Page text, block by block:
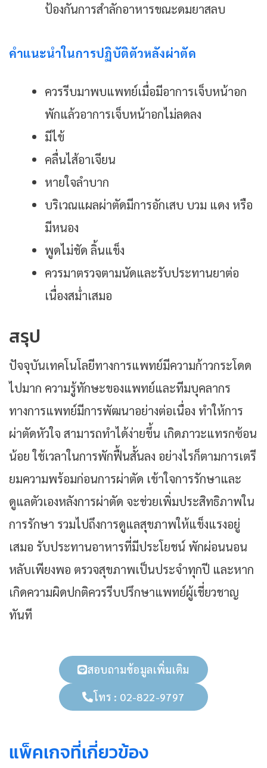
ป้องกันการสำลักอาหารขณะดมยาสลบ
คำแนะนำในการปฏิบัติตัวหลังผ่าตัด
ควรรีบมาพบแพทย์เมื่อมีอาการเจ็บหน้าอก
พักแล้วอาการเจ็บหน้าอกไม่ลดลง
มีไข้
คลื่นไส้อาเจียน
หายใจลำบาก
บริเวณแผลผ่าตัดมีการอักเสบ บวม แดง หรือ
มีหนอง
พูดไม่ชัด ลิ้นแข็ง
ควรมาตรวจตามนัดและรับประทานยาต่อ
เนื่องสม่ำเสมอ
สรุป
ปัจจุบันเทคโนโลยีทางการแพทย์มีความก้าวกระโดด
ไปมาก ความรู้ทักษะของแพทย์และทีมบุคลากร
ทางการแพทย์มีการพัฒนาอย่างต่อเนื่อง ทำให้การ
ผ่าตัดหัวใจ สามารถทำได้ง่ายขึ้น เกิดภาวะแทรกซ้อน
น้อย ใช้เวลาในการพักฟื้นสั้นลง อย่างไรก็ตามการเตรี
ยมความพร้อมก่อนการผ่าตัด เข้าใจการรักษาและ
ดูแลตัวเองหลังการผ่าตัด จะช่วยเพิ่มประสิทธิภาพใน
การรักษา รวมไปถึงการดูแลสุขภาพให้แข็งแรงอยู่
เสมอ รับประทานอาหารที่มีประโยชน์ พักผ่อนนอน
หลับเพียงพอ ตรวจสุขภาพเป็นประจำทุกปี และหาก
เกิดความผิดปกติควรรีบปรึกษาแพทย์ผู้เชี่ยวชาญ
ทันที
สอบถามข้อมูลเพิ่มเติม
โทร : 02-822-9797
แพ็คเกจที่เกี่ยวข้อง